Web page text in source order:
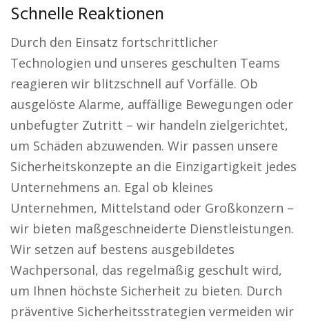
Schnelle Reaktionen
Durch den Einsatz fortschrittlicher
Technologien und unseres geschulten Teams
reagieren wir blitzschnell auf Vorfälle. Ob
ausgelöste Alarme, auffällige Bewegungen oder
unbefugter Zutritt – wir handeln zielgerichtet,
um Schäden abzuwenden. Wir passen unsere
Sicherheitskonzepte an die Einzigartigkeit jedes
Unternehmens an. Egal ob kleines
Unternehmen, Mittelstand oder Großkonzern –
wir bieten maßgeschneiderte Dienstleistungen.
Wir setzen auf bestens ausgebildetes
Wachpersonal, das regelmäßig geschult wird,
um Ihnen höchste Sicherheit zu bieten. Durch
präventive Sicherheitsstrategien vermeiden wir